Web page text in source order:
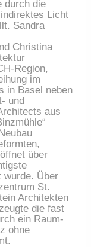
durch die
Licht
Sandra
Christina
Region,
im
in Basel neben
und
aus
über
wurde. Über
St.
Architekten
die fast
ein Raum-
ohne